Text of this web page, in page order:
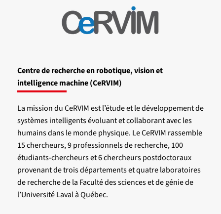
Centre de recherche en robotique, vision et
intelligence machine (CeRVIM)
La mission du CeRVIM est l’étude et le développement de
systèmes intelligents évoluant et collaborant avec les
humains dans le monde physique. Le CeRVIM rassemble
15 chercheurs, 9 professionnels de recherche, 100
étudiants-chercheurs et 6 chercheurs postdoctoraux
provenant de trois départements et quatre laboratoires
de recherche de la Faculté des sciences et de génie de
l’Université Laval à Québec.